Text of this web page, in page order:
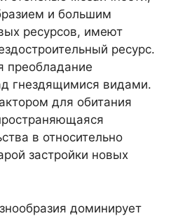
и большим
ресурсов, имеют
ресурс.
преобладание
гнездящимися видами.
для обитания
в относительно
застройки новых
доминирует